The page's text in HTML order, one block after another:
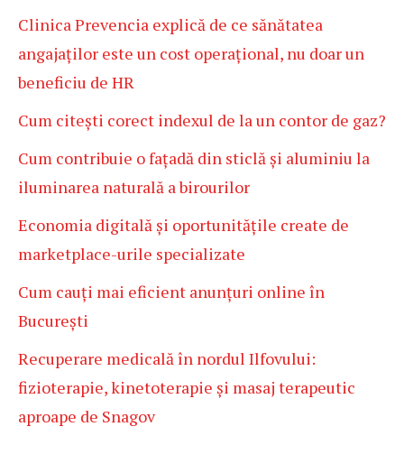
Clinica Prevencia explică de ce sănătatea
angajaților este un cost operațional, nu doar un
beneficiu de HR
Cum citești corect indexul de la un contor de gaz?
Cum contribuie o fațadă din sticlă și aluminiu la
iluminarea naturală a birourilor
Economia digitală și oportunitățile create de
marketplace-urile specializate
Cum cauți mai eficient anunțuri online în
București
Recuperare medicală în nordul Ilfovului:
fizioterapie, kinetoterapie și masaj terapeutic
aproape de Snagov